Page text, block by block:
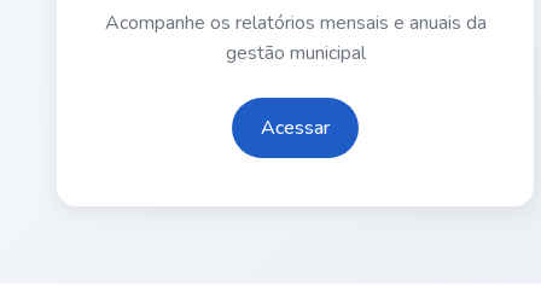
Acompanhe os relatórios mensais e anuais da
gestão municipal
Acessar